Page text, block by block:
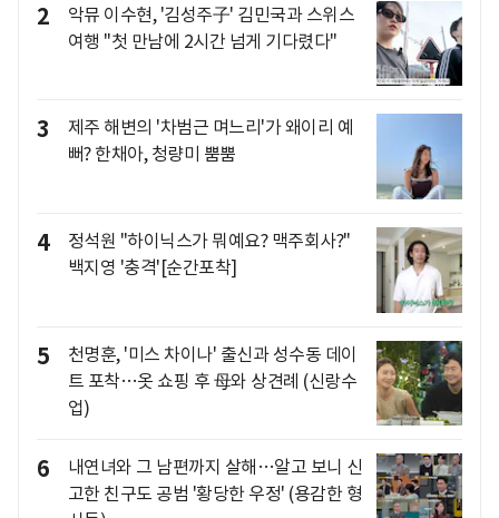
2
악뮤 이수현, '김성주子' 김민국과 스위스
여행 "첫 만남에 2시간 넘게 기다렸다"
3
제주 해변의 '차범근 며느리'가 왜이리 예
뻐? 한채아, 청량미 뿜뿜
4
정석원 "하이닉스가 뭐예요? 맥주회사?"
백지영 '충격'[순간포착]
5
천명훈, '미스 차이나' 출신과 성수동 데이
트 포착…옷 쇼핑 후 母와 상견례 (신랑수
업)
6
내연녀와 그 남편까지 살해…알고 보니 신
고한 친구도 공범 '황당한 우정' (용감한 형